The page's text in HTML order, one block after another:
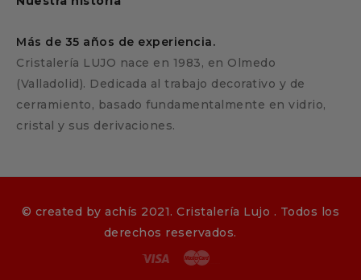
Más de 35 años de experiencia.
Cristalería LUJO nace en 1983, en Olmedo
(Valladolid). Dedicada al trabajo decorativo y de
cerramiento, basado fundamentalmente en vidrio,
cristal y sus derivaciones.
© created byachís 2021. Cristalería Lujo . Todos los
derechos reservados.